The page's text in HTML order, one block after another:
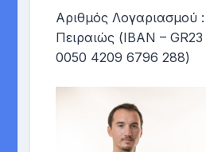
Αριθμός Λογαριασμού
Πειραιώς (IBAN –
0050 4209 6796 288)